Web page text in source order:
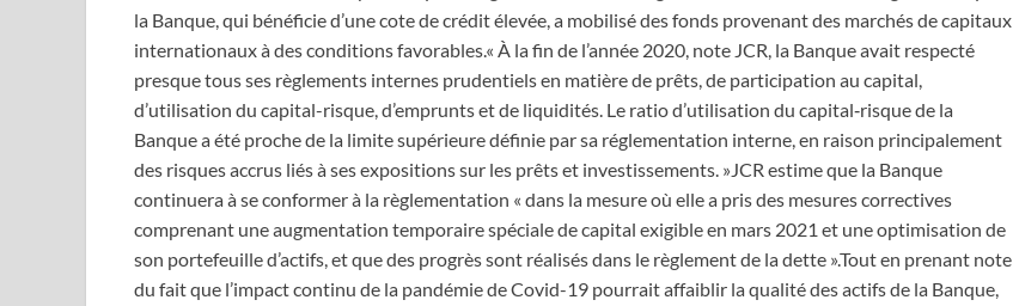
la Banque, qui bénéficie d’une cote de crédit élevée, a mobilisé des fonds provenant des marchés de capitaux
internationaux à des conditions favorables.« À la fin de l’année 2020, note JCR, la Banque avait respecté
presque tous ses règlements internes prudentiels en matière de prêts, de participation au capital,
d’utilisation du capital-risque, d’emprunts et de liquidités. Le ratio d’utilisation du capital‑risque de la
Banque a été proche de la limite supérieure définie par sa réglementation interne, en raison principalement
des risques accrus liés à ses expositions sur les prêts et investissements. »JCR estime que la Banque
continuera à se conformer à la règlementation « dans la mesure où elle a pris des mesures correctives
comprenant une augmentation temporaire spéciale de capital exigible en mars 2021 et une optimisation de
son portefeuille d’actifs, et que des progrès sont réalisés dans le règlement de la dette ».Tout en prenant note
du fait que l’impact continu de la pandémie de Covid-19 pourrait affaiblir la qualité des actifs de la Banque,